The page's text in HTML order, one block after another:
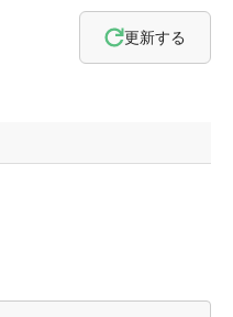
更新する